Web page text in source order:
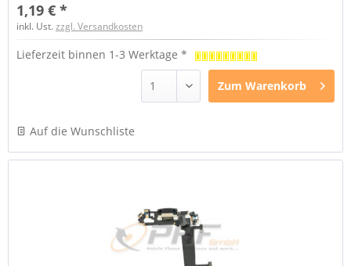
1,19 € *
inkl. Ust.zzgl. Versandkosten
Lieferzeit binnen 1-3 Werktage *
Zum Warenkorb
Auf die Wunschliste